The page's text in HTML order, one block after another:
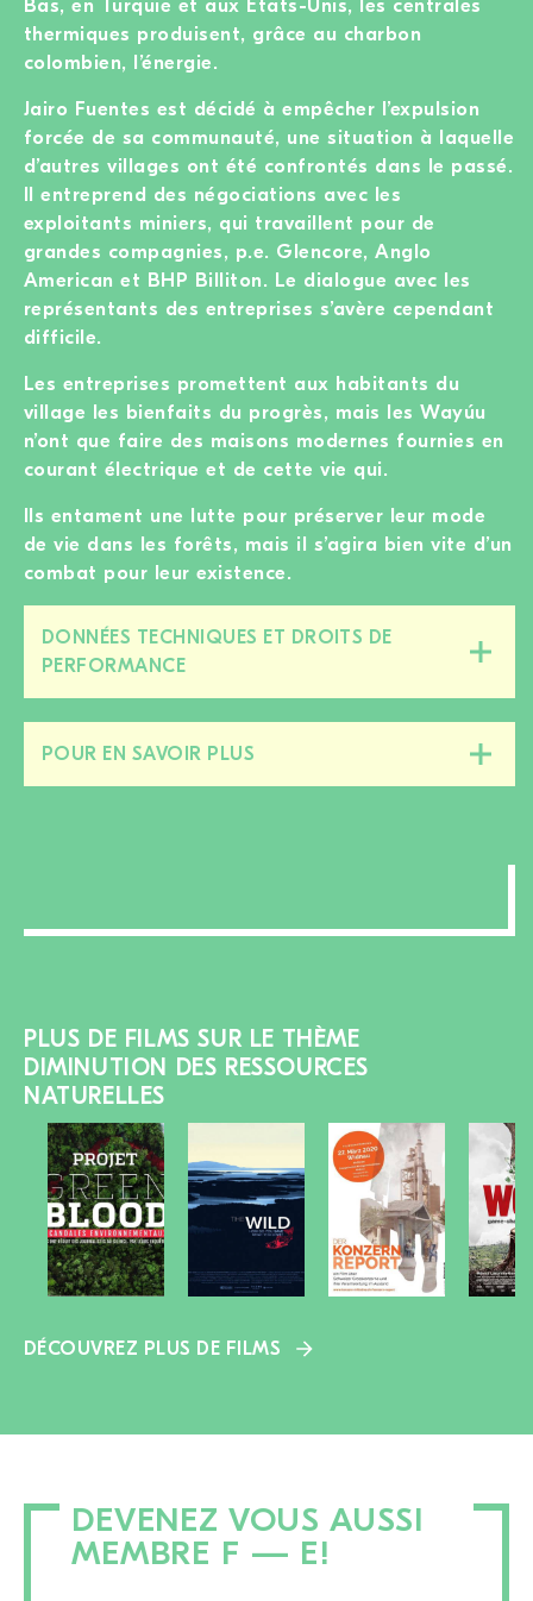
Bas, en Turquie et aux Etats-Unis, les centrales
thermiques produisent, grâce au charbon
colombien, l’énergie.
Jairo Fuentes est décidé à empêcher l’expulsion
forcée de sa communauté, une situation à laquelle
d’autres villages ont été confrontés dans le passé.
Il entreprend des négociations avec les
exploitants miniers, qui travaillent pour de
grandes compagnies, p.e. Glencore, Anglo
American et BHP Billiton. Le dialogue avec les
représentants des entreprises s’avère cependant
difficile.
Les entreprises promettent aux habitants du
village les bienfaits du progrès, mais les Wayúu
n’ont que faire des maisons modernes fournies en
courant électrique et de cette vie qui.
Ils entament une lutte pour préserver leur mode
de vie dans les forêts, mais il s’agira bien vite d’un
combat pour leur existence.
DONNÉES TECHNIQUES ET DROITS DE
PERFORMANCE
POUR EN SAVOIR PLUS
cette
PLUS DE FILMS SUR LE THÈME
DIMINUTION DES RESSOURCES
NATURELLES
DÉCOUVREZ PLUS DE FILMS
DEVENEZ VOUS AUSSI
MEMBRE F — E!